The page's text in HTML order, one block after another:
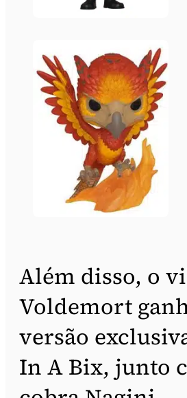
Além disso, o
Voldemort
versão
In A Bix, junto